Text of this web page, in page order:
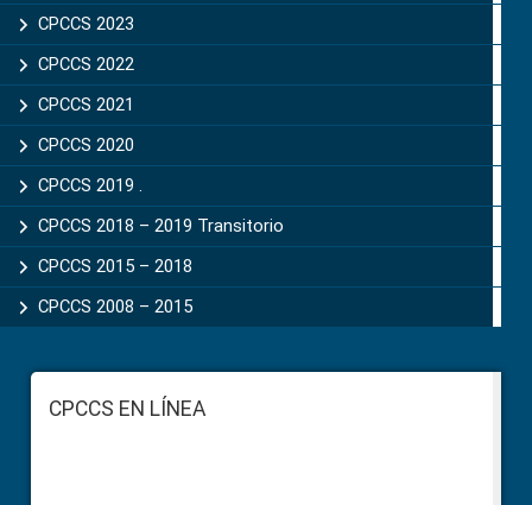
CPCCS 2023
CPCCS 2022
CPCCS 2021
CPCCS 2020
CPCCS 2019 .
CPCCS 2018 – 2019 Transitorio
CPCCS 2015 – 2018
CPCCS 2008 – 2015
FooterCPCCS EN LÍNEA